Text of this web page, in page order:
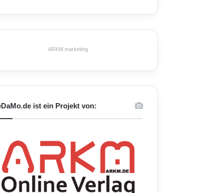
ARKM.marketing
ist ein Projekt von: